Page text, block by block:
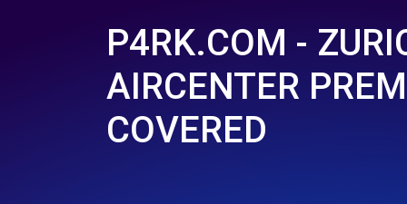
P4RK.COM -
AIRCENTER
COVERED